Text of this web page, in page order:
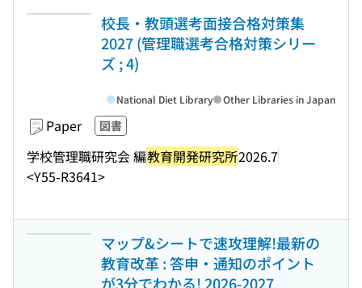
校長・教頭選考面接合格対策集
2027 (管理職選考合格対策シリー
ズ ; 4)
Paper 図書
学校管理職研究会 編教育開発研究所2026.7
<Y55-R3641>
National Diet Library Other Libraries in Japan
マップ&シートで速攻理解!最新の
教育改革 : 答申・通知のポイント
が3分でわかる! 2026-2027